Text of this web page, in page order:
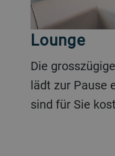
Lounge
Die grosszügige, komfortable Lounge
lädt zur Pause
sind für Sie